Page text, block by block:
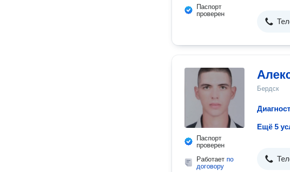
Паспорт
проверен
Паспорт
проверен
Работает по
договору
Бердск
Ещё 5